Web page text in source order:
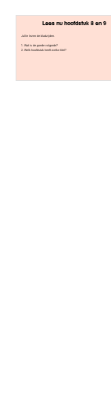
Lees nu hoofdstuk 8 en 9
Jullie lezen de bladzijden.
1. Wat is de goede volgorde?
2. Welk hoofdstuk heeft welke titel?